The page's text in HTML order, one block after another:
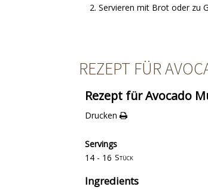
Servieren mit Brot oder zu
REZEPT FÜR
Rezept für Avocado
Drucken
Servings
14 - 16 Stück
Ingredients